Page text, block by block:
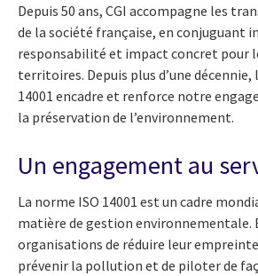
Depuis 50 ans, CGI accompagne les
de la société française, en conjuguant
responsabilité et impact concret pour
territoires. Depuis plus d’une
14001 encadre et renforce notre
la préservation de l’environnement.
Un engagement au
La norme ISO 14001 est un cadre
matière de gestion environnementale.
organisations de réduire leur
prévenir la pollution et de piloter de